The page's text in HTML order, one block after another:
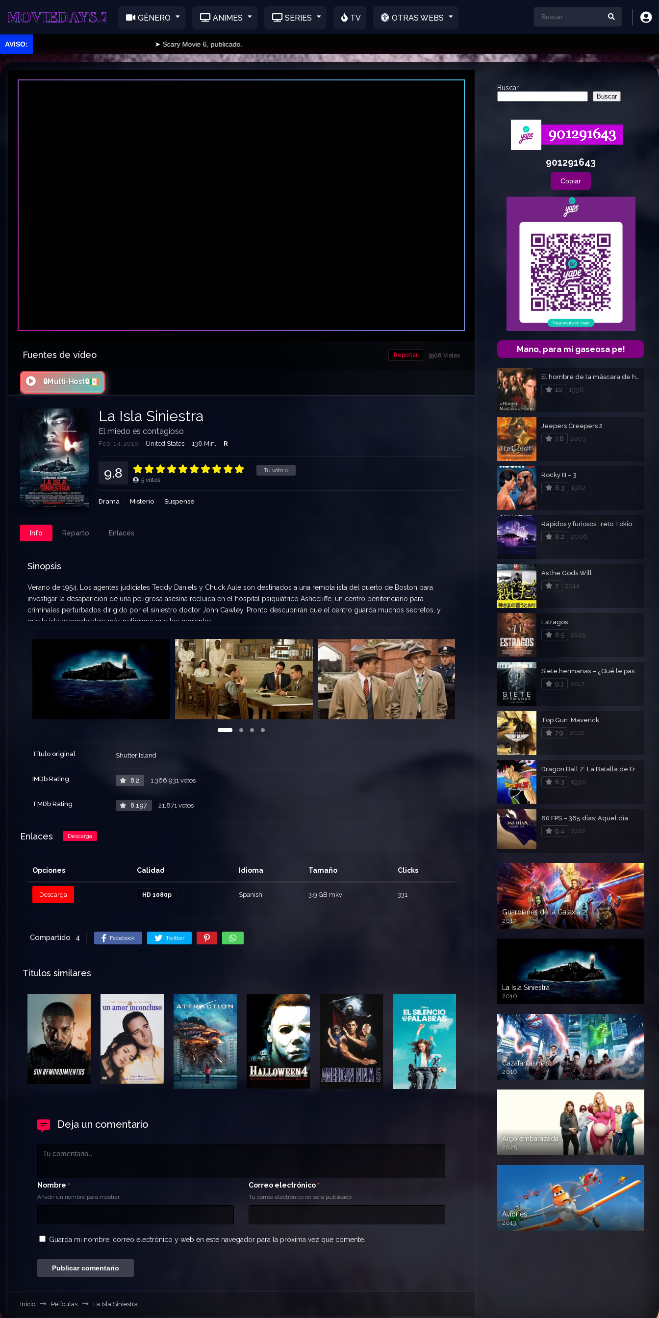
GÉNERO ANIMES SERIES TV OTRAS WEBS
➤ Scary Movie 6, publicado.
Fuentes de vídeo 3508 Vistas
Reportar
🔒Multi-Host🔒
La Isla Siniestra
El miedo es contagioso
Feb. 14, 2010 United States 138 Min. R
Tu voto: 0
9.8 5 votos
Drama Misterio Suspense
Info Reparto Enlaces
Sinopsis
Verano de 1954. Los agentes judiciales Teddy Daniels y Chuck Aule son destinados a una remota isla del puerto de Boston para
investigar la desaparición de una peligrosa asesina recluida en el hospital psiquiátrico Ashecliffe, un centro penitenciario para
criminales perturbados dirigido por el siniestro doctor John Cawley. Pronto descubrirán que el centro guarda muchos secretos, y
que la isla esconde algo más peligroso que los pacientes.
Título original Shutter Island
IMDb Rating 8.2 1,366,931 votos
TMDb Rating 8.197 21,871 votos
Enlaces Descarga
Opciones Calidad Idioma Tamaño Clicks
Descarga HD 1080p Spanish 3.9 GB mkv 331
Compartido 4 Facebook Twitter
Títulos similares
Deja un comentario
Nombre *
Añadir un nombre para mostrar
Correo electrónico *
Tu correo electrónico no será publicado
Guarda mi nombre, correo electrónico y web en este navegador para la próxima vez que comente.
Inicio Películas La Isla Siniestra
Buscar
Buscar
901291643
Copiar
Mano, para mi gaseosa pe!
10
1998
Jeepers Creepers 2
7.8
2003
Rocky III – 3
8.3
1982
Rápidos y furiosos : reto Tokio
8.2
2006
As the Gods Will
7
2014
Estragos
8.5
2025
9.3
2017
Top Gun: Maverick
7.9
2022
8.3
1990
60 FPS – 365 días: Aquel día
9.4
2022
Guardianes de la Galaxia 2
2017
720p HD
La Isla Siniestra
2010
720p HD
Cazafantasmas
2016
720p HD
Algo embarazada
2025
720p HD
Aviones
2013
720 HD